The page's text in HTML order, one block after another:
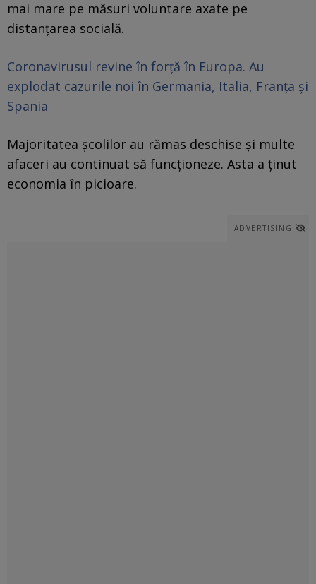
mai mare pe măsuri voluntare axate pe
distanţarea socială.
Coronavirusul revine în forță în Europa. Au
explodat cazurile noi în Germania, Italia, Franța și
Spania
Majoritatea şcolilor au rămas deschise şi multe
afaceri au continuat să funcţioneze. Asta a ţinut
economia în picioare.
ADVERTISING